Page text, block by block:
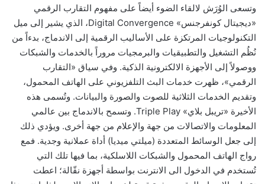
وتسعى الوُرَش لالقاء الضوء أيضاً على مفهوم التقارب الرقمي
«ديجيتال كونفرجنس» Digital Convergence، الذي يشير إلى ميل
التكنولوجيات المرتكزة على الأساليب الرقمية إلى الاندماج، بدءاً من
نُظُم التشغيل والتطبيقيات والبرمجيات مروراً بالخدمات والشبكات
ووصولاً إلى الأجهزة الالكترونية الذكية. وفي سياق «التقارب
الرقمي»، ظهرت خدمات البث التلفزيوني على الهاتف المحمول،
وتقديم الخدمات الثلاثية للصوت والصورة والبيانات. وتُسمى هذه
الأخيرة «تريبل بلاي» Triple Play. وتسمح بالاندماج بين عالمي
المعلومات والاتصالات من جهة والإعلام من جهة أخرى. ويؤدي ذلك
إلى جعل الوسائط المتعددة (ميلتي ميديا) أداة عملانية وجدية. فمع
رواج الهاتف المحمول والشبكات اللاسلكية، بما فيها تلك التي
تُستخدم في الدخول الى الانترنت بواسطة أجهزة نقّالة؛ اعطت